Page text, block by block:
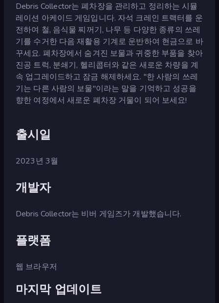
Debris Collector는 폐차장을 관리하고 정리하는 시뮬
레이션 아케이드 게임입니다. 자석 크레인 트랙터를 운
전하여 철, 음식물 찌꺼기, 나무 등 다양한 종류의 쓰레
기를 수거한 다음 재활용 기계로 운반하여 현금으로 바
꾸세요. 폐차장에서 숨겨진 보물과 귀중한 부품을 찾아
진공 트럭, 분쇄기, 헬리콥터와 같은 새로운 차량을 계
속 업그레이드하고 잠금 해제하세요. "한 사람의 쓰레
기는 다른 사람의 보물"이라는 말을 기억하고 성공을
향한 여정에서 새로운 폐차장 거물이 되어 보세요!
출시일
2023년 3월
개발자
Debris Collector는 비버 게임즈가 개발했습니다.
플랫폼
웹 브라우저
마지막 업데이트